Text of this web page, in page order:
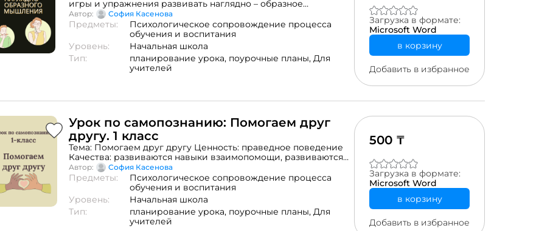
игры и упражнения развивать наглядно – образное
мышление ученика.Ход занятия І. Психологический настрой.ІІ.
Новый материал.III. «Игра со словами»IV. Задание «Запутанные
картинки» V. Задание «Нарисуй целое»VI. Задание «Нарисуй
по точкам»VII. Задание «Нарисуй точно также» VIII.
Кинезиологическая физминутка
Автор: София Касенова
Предметы:
Психологическое сопровождение процесса
обучения и воспитания
Уровень:
Начальная школа
Тип:
планирование урока, поурочные планы, Для
учителей
Загрузка в формате:
Microsoft Word
в корзину
Добавить в избранное
Урок по самопознанию: Помогаем друг
другу. 1 класс
Тема: Помогаем друг другу Ценность: праведное поведение
Качества: развиваются навыки взаимопомощи, развиваются
познавательная активность, стремление помогать другим, а
также положительный настрой по отношению к окружающим.
Цель: формирование начальных представлений о понятии
«помощь», значении помощи для человека. Задачи:- раскрыть
значение понятий «помощь», «помогать»;- развитие умения
оказывать помощь окружающим;- воспитание позитивного
отношения к окружающему миру. Подробный ход урока
Автор: София Касенова
Предметы:
Психологическое сопровождение процесса
обучения и воспитания
Уровень:
Начальная школа
Тип:
планирование урока, поурочные планы, Для
учителей
500 ₸
Загрузка в формате:
Microsoft Word
в корзину
Добавить в избранное